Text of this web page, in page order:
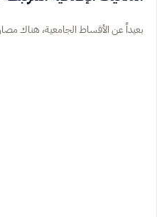
بعيداً عن الأقساط الجامعية، هناك